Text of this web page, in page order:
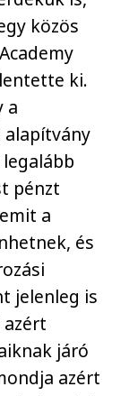
közös
ki.
a
alapítvány
pénzt
a
és
jelenleg is
járó
azért